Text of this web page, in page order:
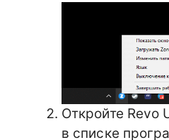
Откройте Revo
в списке